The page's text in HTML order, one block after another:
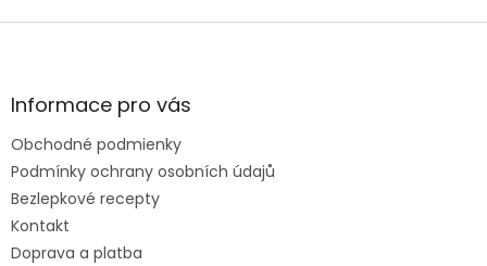
Z
ä
e
Informace pro vás
Obchodné podmienky
Podmínky ochrany osobních údajů
Bezlepkové recepty
Kontakt
Doprava a platba